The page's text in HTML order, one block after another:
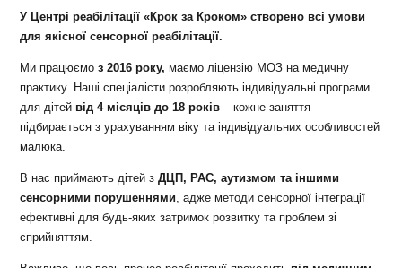
У Центрі реабілітації «Крок за Кроком» створено всі умови
для якісної сенсорної реабілітації.
Ми працюємоз 2016 року, маємо ліцензію МОЗ на медичну
практику. Наші спеціалісти розробляють індивідуальні програми
для дітей від 4 місяців до 18 років – кожне заняття
підбирається з урахуванням віку та індивідуальних особливостей
малюка.
В нас приймають дітей зДЦП, РАС, аутизмом та іншими
сенсорними порушеннями, адже методи сенсорної інтеграції
ефективні для будь-яких затримок розвитку та проблем зі
сприйняттям.